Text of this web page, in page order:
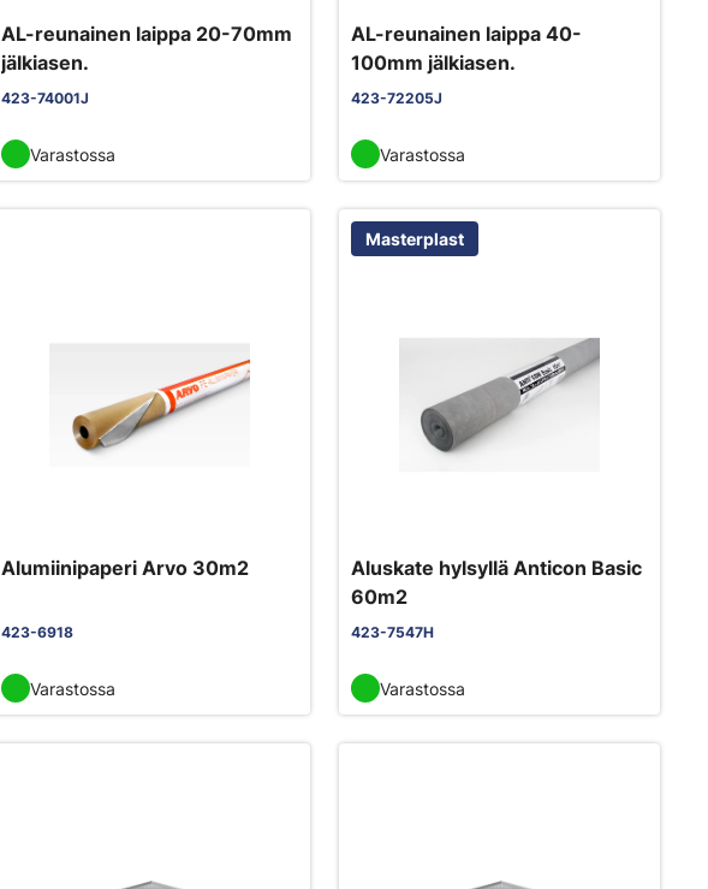
AL-reunainen laippa 20-70mm
jälkiasen.
423-74001J
Varastossa
AL-reunainen laippa 40-
100mm jälkiasen.
423-72205J
Varastossa
Alumiinipaperi Arvo 30m2
423-6918
Varastossa
Masterplast
Aluskate hylsyllä Anticon Basic
60m2
423-7547H
Varastossa